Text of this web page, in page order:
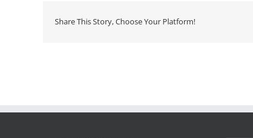
Share This Story, Choose Your Platform!